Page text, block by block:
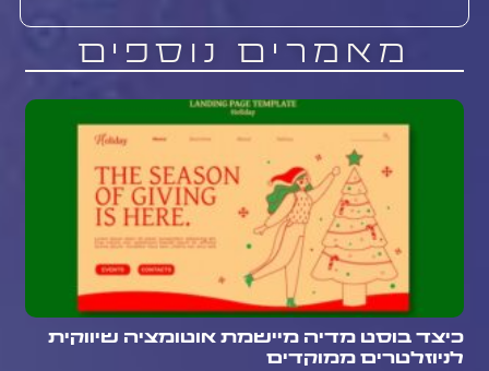
מאמרים נוספים
כיצד בוסט מדיה מיישמת אוטומציה שיווקית
לניוזלטרים ממוקדים